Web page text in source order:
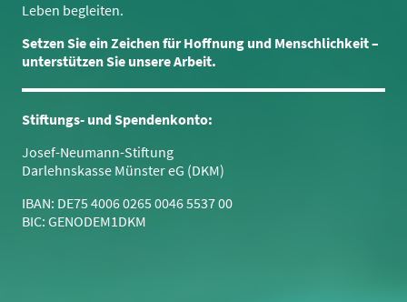
Leben begleiten.
Setzen Sie ein Zeichen für Hoffnung und Menschlichkeit –
unterstützen Sie unsere Arbeit.
Stiftungs- und Spendenkonto:
Josef-Neumann-Stiftung
Darlehnskasse Münster eG (DKM)
IBAN: DE75 4006 0265 0046 5537 00
BIC: GENODEM1DKM